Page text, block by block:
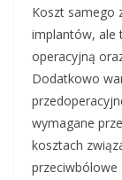
Koszt samego
implantów, ale
operacyjną
Dodatkowo
wymagane
kosztach
przeciwbólowe